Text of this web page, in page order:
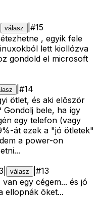
válasz #15
, egyik fele
lett kiollózva
gondold el microsoft
#14
ötlet, és aki elõször
Gondolj bele, ha így
egy telefon (vagy
át ezek a "jó ötletek"
a power-on
válasz #13
egy cégem... és jó
ellopnák õket...